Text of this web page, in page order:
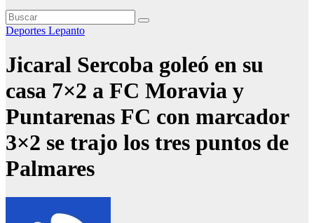
Deportes Lepanto
Jicaral Sercoba goleó en su
casa 7×2 a FC Moravia y
Puntarenas FC con marcador
3×2 se trajo los tres puntos de
Palmares